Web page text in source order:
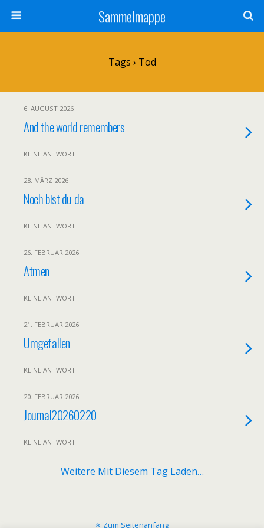
Sammelmappe
Tags › Tod
6. AUGUST 2026
And the world remembers
KEINE ANTWORT
28. MÄRZ 2026
Noch bist du da
KEINE ANTWORT
26. FEBRUAR 2026
Atmen
KEINE ANTWORT
21. FEBRUAR 2026
Umgefallen
KEINE ANTWORT
20. FEBRUAR 2026
Journal20260220
KEINE ANTWORT
Weitere Mit Diesem Tag Laden…
Zum Seitenanfang